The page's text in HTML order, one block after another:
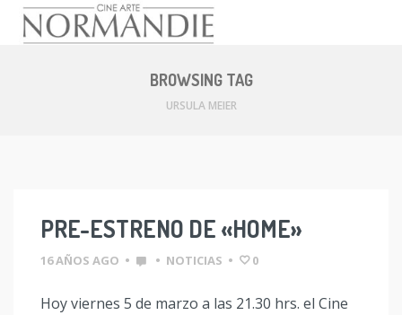
BROWSING TAG
URSULA MEIER
PRE-ESTRENO DE «HOME»
16 AÑOS AGO • • NOTICIAS • 0
Hoy viernes 5 de marzo a las 21.30 hrs. el Cine